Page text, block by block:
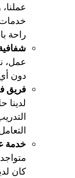
خدمات
راحة
عمل،
دون
فريق
خدمة
كان